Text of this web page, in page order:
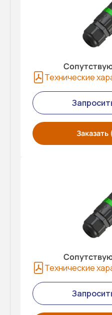
Технические
Заказать
Технические